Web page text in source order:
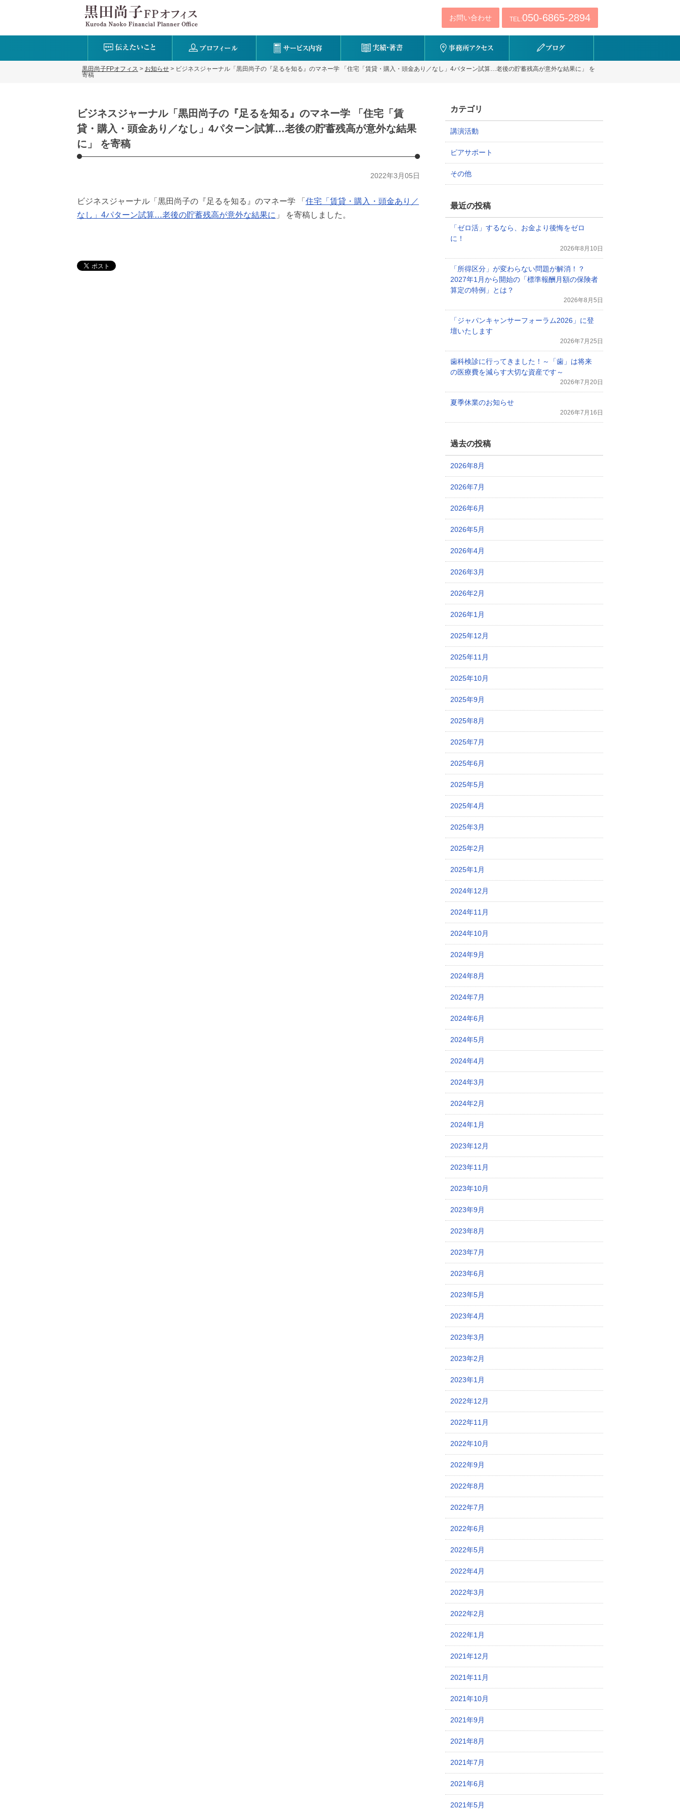
TEL:050-6865-2894
お問い合わせ
黒田尚子FPオフィス > お知らせ > ビジネスジャーナル「黒田尚子の『足るを知る』のマネー学 「住宅「賃貸・購入・頭金あり／なし」4パターン試算…老後の貯蓄残高が意外な結果に」 を
寄稿
ビジネスジャーナル「黒田尚子の『足るを知る』のマネー学 「住宅「賃
貸・購入・頭金あり／なし」4パターン試算…老後の貯蓄残高が意外な結果
に」 を寄稿
2022年3月05日
ビジネスジャーナル「黒田尚子の『足るを知る』のマネー学 「 住宅「賃貸・購入・頭金あり／
なし」4パターン試算…老後の貯蓄残高が意外な結果に 」 を寄稿しました。
カテゴリ
講演活動
ピアサポート
その他
最近の投稿
「ゼロ活」するなら、お金より後悔をゼロ
に！
2026年8月10日
「所得区分」が変わらない問題が解消！？
2027年1月から開始の「標準報酬月額の保険者
算定の特例」とは？
2026年8月5日
「ジャパンキャンサーフォーラム2026」に登
壇いたします
2026年7月25日
歯科検診に行ってきました！～「歯」は将来
の医療費を減らす大切な資産です～
2026年7月20日
夏季休業のお知らせ
2026年7月16日
過去の投稿
2026年8月
2026年7月
2026年6月
2026年5月
2026年4月
2026年3月
2026年2月
2026年1月
2025年12月
2025年11月
2025年10月
2025年9月
2025年8月
2025年7月
2025年6月
2025年5月
2025年4月
2025年3月
2025年2月
2025年1月
2024年12月
2024年11月
2024年10月
2024年9月
2024年8月
2024年7月
2024年6月
2024年5月
2024年4月
2024年3月
2024年2月
2024年1月
2023年12月
2023年11月
2023年10月
2023年9月
2023年8月
2023年7月
2023年6月
2023年5月
2023年4月
2023年3月
2023年2月
2023年1月
2022年12月
2022年11月
2022年10月
2022年9月
2022年8月
2022年7月
2022年6月
2022年5月
2022年4月
2022年3月
2022年2月
2022年1月
2021年12月
2021年11月
2021年10月
2021年9月
2021年8月
2021年7月
2021年6月
2021年5月